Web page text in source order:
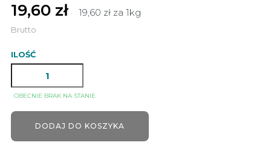
19,60 zł 19,60 zł za 1kg
Brutto
ILOŚĆ
OBECNIE BRAK NA STANIE
DODAJ DO KOSZYKA